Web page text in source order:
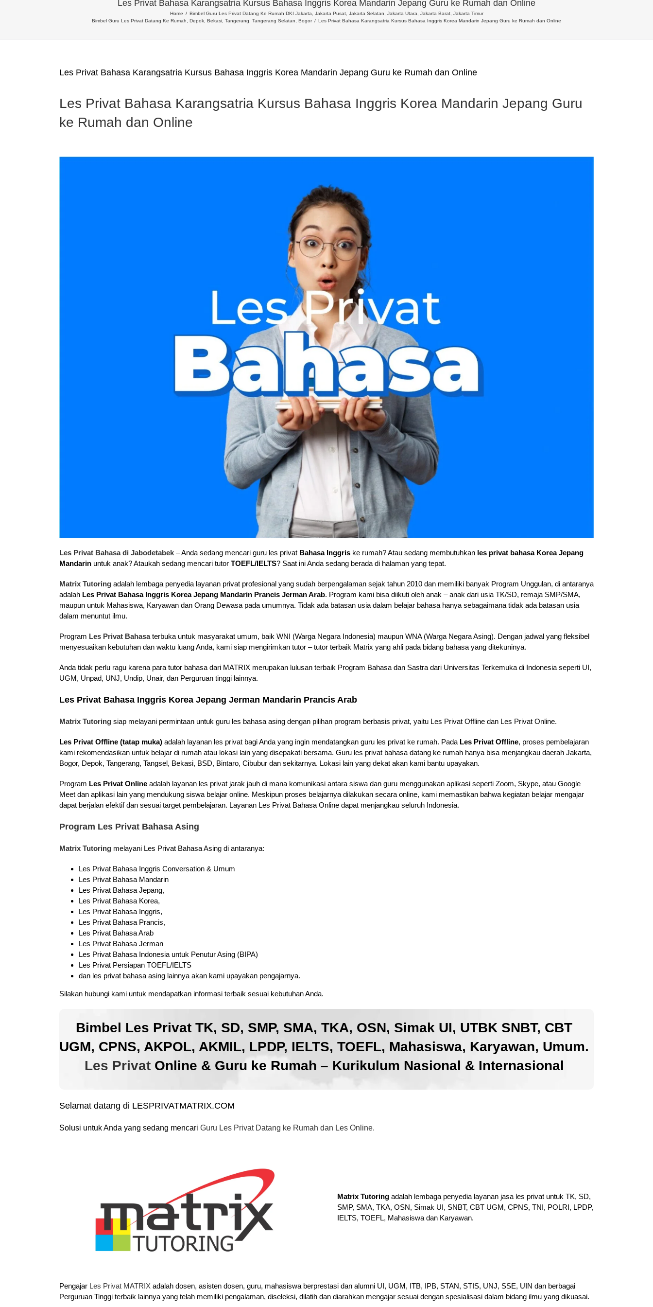
Les Privat Bahasa Karangsatria Kursus Bahasa Inggris Korea Mandarin Jepang Guru ke Rumah dan Online
Home
Bimbel Guru Les Privat Datang Ke Rumah DKI Jakarta, Jakarta Pusat, Jakarta Selatan, Jakarta Utara, Jakarta Barat, Jakarta Timur
Bimbel Guru Les Privat Datang Ke Rumah, Depok, Bekasi, Tangerang, Tangerang Selatan, Bogor
Les Privat Bahasa Karangsatria Kursus Bahasa Inggris Korea Mandarin Jepang Guru ke Rumah dan Online
Les Privat Bahasa Karangsatria Kursus Bahasa Inggris Korea Mandarin Jepang Guru ke Rumah dan Online
Les Privat Bahasa Karangsatria Kursus Bahasa Inggris Korea Mandarin Jepang Guru
ke Rumah dan Online
Les Privat Bahasa di Jabodetabek – Anda sedang mencari guru les privat Bahasa Inggris ke rumah? Atau sedang membutuhkan les privat bahasa Korea Jepang
Mandarin untuk anak? Ataukah sedang mencari tutor TOEFL/IELTS? Saat ini Anda sedang berada di halaman yang tepat.
Matrix Tutoring adalah lembaga penyedia layanan privat profesional yang sudah berpengalaman sejak tahun 2010 dan memiliki banyak Program Unggulan, di antaranya
adalah Les Privat Bahasa Inggris Korea Jepang Mandarin Prancis Jerman Arab. Program kami bisa diikuti oleh anak – anak dari usia TK/SD, remaja SMP/SMA,
maupun untuk Mahasiswa, Karyawan dan Orang Dewasa pada umumnya. Tidak ada batasan usia dalam belajar bahasa hanya sebagaimana tidak ada batasan usia
dalam menuntut ilmu.
Program Les Privat Bahasaterbuka untuk masyarakat umum, baik WNI (Warga Negara Indonesia) maupun WNA (Warga Negara Asing). Dengan jadwal yang fleksibel
menyesuaikan kebutuhan dan waktu luang Anda, kami siap mengirimkan tutor – tutor terbaik Matrix yang ahli pada bidang bahasa yang ditekuninya.
Anda tidak perlu ragu karena para tutor bahasa dari MATRIX merupakan lulusan terbaik Program Bahasa dan Sastra dari Universitas Terkemuka di Indonesia seperti UI,
UGM, Unpad, UNJ, Undip, Unair, dan Perguruan tinggi lainnya.
Les Privat Bahasa Inggris Korea Jepang Jerman Mandarin Prancis Arab
Matrix Tutoring siap melayani permintaan untuk guru les bahasa asing dengan pilihan program berbasis privat, yaitu Les Privat Offline dan Les Privat Online.
Les Privat Offline (tatap muka) adalah layanan les privat bagi Anda yang ingin mendatangkan guru les privat ke rumah. Pada Les Privat Offline, proses pembelajaran
kami rekomendasikan untuk belajar di rumah atau lokasi lain yang disepakati bersama. Guru les privat bahasa datang ke rumah hanya bisa menjangkau daerah Jakarta,
Bogor, Depok, Tangerang, Tangsel, Bekasi, BSD, Bintaro, Cibubur dan sekitarnya. Lokasi lain yang dekat akan kami bantu upayakan.
Program Les Privat Online adalah layanan les privat jarak jauh di mana komunikasi antara siswa dan guru menggunakan aplikasi seperti Zoom, Skype, atau Google
Meet dan aplikasi lain yang mendukung siswa belajar online. Meskipun proses belajarnya dilakukan secara online, kami memastikan bahwa kegiatan belajar mengajar
dapat berjalan efektif dan sesuai target pembelajaran. Layanan Les Privat Bahasa Online dapat menjangkau seluruh Indonesia.
Program Les Privat Bahasa Asing
Matrix Tutoring melayani Les Privat Bahasa Asing di antaranya:
Les Privat Bahasa Inggris Conversation & Umum
Les Privat Bahasa Mandarin
Les Privat Bahasa Jepang,
Les Privat Bahasa Korea,
Les Privat Bahasa Inggris,
Les Privat Bahasa Prancis,
Les Privat Bahasa Arab
Les Privat Bahasa Jerman
Les Privat Bahasa Indonesia untuk Penutur Asing (BIPA)
Les Privat Persiapan TOEFL/IELTS
dan les privat bahasa asing lainnya akan kami upayakan pengajarnya.
Silakan hubungi kami untuk mendapatkan informasi terbaik sesuai kebutuhan Anda.
Bimbel Les Privat TK, SD, SMP, SMA, TKA, OSN, Simak UI, UTBK SNBT, CBT
UGM, CPNS, AKPOL, AKMIL, LPDP, IELTS, TOEFL, Mahasiswa, Karyawan, Umum.
Les PrivatOnline & Guru ke Rumah – Kurikulum Nasional & Internasional
Selamat datang di LESPRIVATMATRIX.COM
Solusi untuk Anda yang sedang mencari Guru Les Privat Datang ke Rumah dan Les Online.
Matrix Tutoring adalah lembaga penyedia layanan jasa les privat untuk TK, SD,
SMP, SMA, TKA, OSN, Simak UI, SNBT, CBT UGM, CPNS, TNI, POLRI, LPDP,
IELTS, TOEFL, Mahasiswa dan Karyawan.
Pengajar Les Privat MATRIX adalah dosen, asisten dosen, guru, mahasiswa berprestasi dan alumni UI, UGM, ITB, IPB, STAN, STIS, UNJ, SSE, UIN dan berbagai
Perguruan Tinggi terbaik lainnya yang telah memiliki pengalaman, diseleksi, dilatih dan diarahkan mengajar sesuai dengan spesialisasi dalam bidang ilmu yang dikuasai.